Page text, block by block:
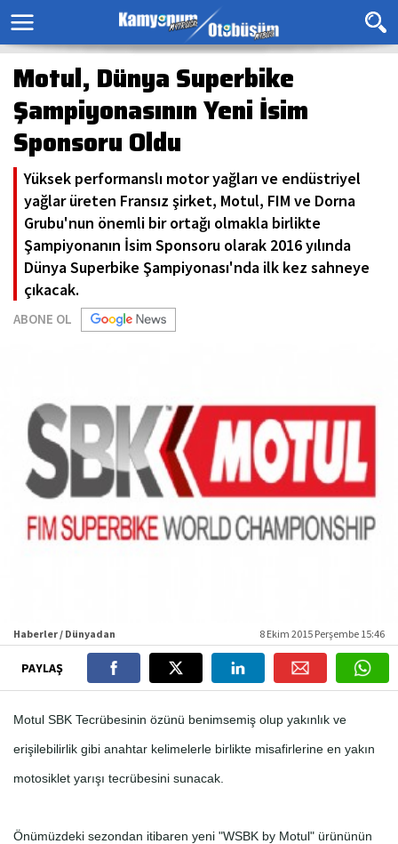
Motul, Dünya Superbike
Şampiyonasının Yeni İsim
Sponsoru Oldu
Yüksek performanslı motor yağları ve endüstriyel
yağlar üreten Fransız şirket, Motul, FIM ve Dorna
Grubu'nun önemli bir ortağı olmakla birlikte
Şampiyonanın İsim Sponsoru olarak 2016 yılında
Dünya Superbike Şampiyonası'nda ilk kez sahneye
çıkacak.
ABONE OL
Haberler / Dünyadan 8 Ekim 2015 Perşembe 15:46
PAYLAŞ
Motul SBK Tecrübesinin özünü benimsemiş olup yakınlık ve
erişilebilirlik gibi anahtar kelimelerle birlikte misafirlerine en yakın
motosiklet yarışı tecrübesini sunacak.
Önümüzdeki sezondan itibaren yeni "WSBK by Motul" ürününün